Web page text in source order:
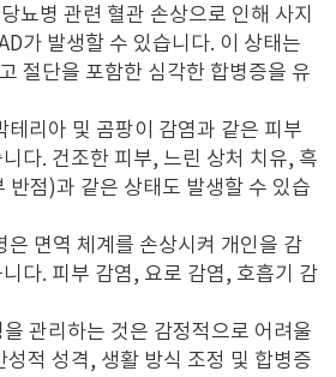
당뇨병 관련 혈관 손상으로 인해 사지
가 발생할 수 있습니다. 이 상태는
절단을 포함한 심각한 합병증을 유
테리아 및 곰팡이 감염과 같은 피부
다. 건조한 피부, 느린 상처 치유, 흑
반점)과 같은 상태도 발생할 수 있습
은 면역 체계를 손상시켜 개인을 감
다. 피부 감염, 요로 감염, 호흡기 감
을 관리하는 것은 감정적으로 어려울
성적 성격, 생활 방식 조정 및 합병증